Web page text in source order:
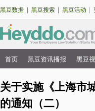
黑豆数据 | 黑豆搜索 | 黑豆活动 |
主
菜
单
首页 黑豆资讯播报 黑豆
关于实施《上海市
的通知（二）